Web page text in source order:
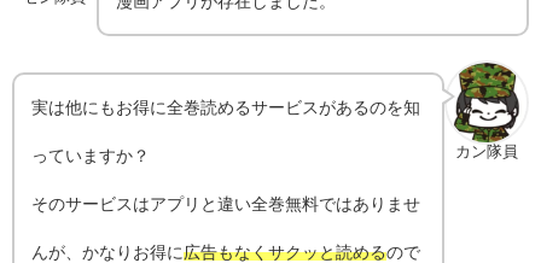
カン隊員
実は他にもお得に全巻読めるサービスがあるのを知
っていますか？
そのサービスはアプリと違い全巻無料ではありませ
んが、かなりお得に広告もなくサクッと読めるので